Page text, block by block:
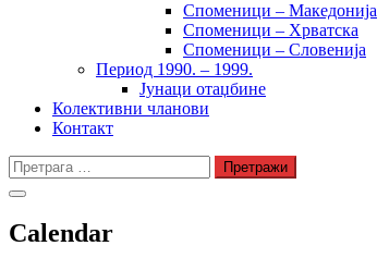
Споменици – Македонија
Споменици – Хрватска
Споменици – Словенија
Период 1990. – 1999.
Јунаци отаџбине
Колективни чланови
Контакт
Претрага
за:
Calendar